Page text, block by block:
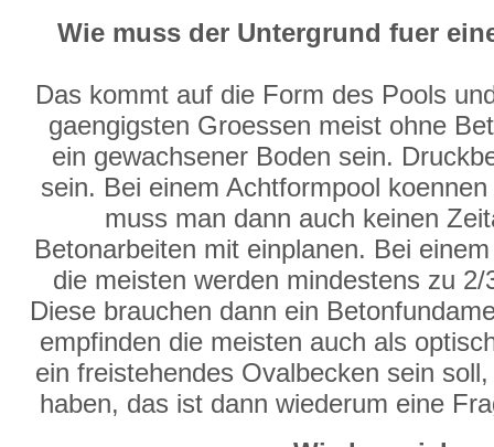
Wie muss der Untergrund fuer
Das kommt auf die Form des Pools
gaengigsten Groessen meist ohne
ein gewachsener Boden sein.
sein. Bei einem Achtformpool
muss man dann auch keinen
Betonarbeiten mit einplanen. Bei
die meisten werden mindestens zu
Diese brauchen dann ein
empfinden die meisten auch als
ein freistehendes Ovalbecken sein
haben, das ist dann wiederum eine